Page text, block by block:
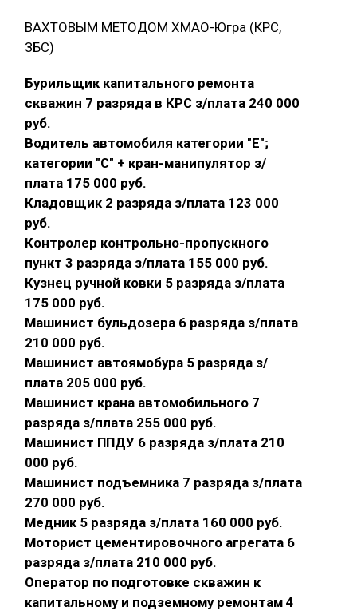
ВАХТОВЫМ МЕТОДОМ ХМАО-Югра (КРС,
ЗБС)
Бурильщик капитального ремонта
скважин 7 разряда в КРС з/плата 240 000
руб.
Водитель автомобиля категории "E";
категории "С" + кран-манипулятор з/
плата 175 000 руб.
Кладовщик 2 разряда з/плата 123 000
руб.
Контролер контрольно-пропускного
пункт 3 разряда з/плата 155 000 руб.
Кузнец ручной ковки 5 разряда з/плата
175 000 руб.
Машинист бульдозера 6 разряда з/плата
210 000 руб.
Машинист автоямобура 5 разряда з/
плата 205 000 руб.
Машинист крана автомобильного 7
разряда з/плата 255 000 руб.
Машинист ППДУ 6 разряда з/плата 210
000 руб.
Машинист подъемника 7 разряда з/плата
270 000 руб.
Медник 5 разряда з/плата 160 000 руб.
Моторист цементировочного агрегата 6
разряда з/плата 210 000 руб.
Оператор по подготовке скважин к
капитальному и подземному ремонтам 4